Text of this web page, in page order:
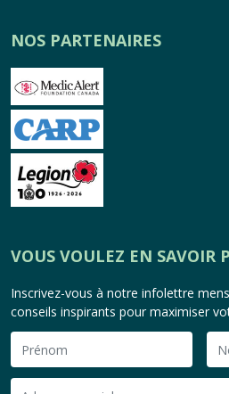
NOS PARTENAIRES
VOUS VOULEZ EN SAVOIR
Inscrivez-vous à notre infolettre
conseils inspirants pour maximiser